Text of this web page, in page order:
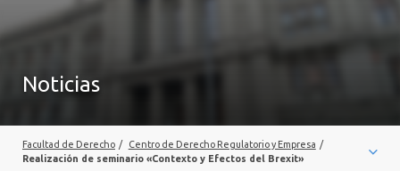
SOBRE LA FACULTAD
PROFESORES
Noticias
Facultad de Derecho / Centro de Derecho Regulatorio y Empresa /
Realización de seminario «Contexto y Efectos del Brexit»